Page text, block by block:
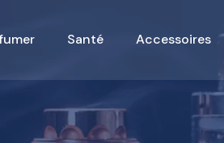
Santé Accessoires